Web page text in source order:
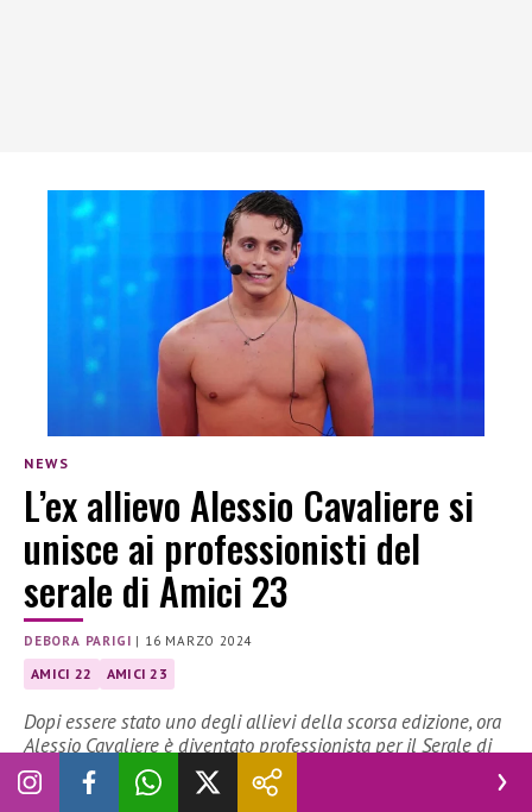
NEWS
L’ex allievo Alessio Cavaliere si
unisce ai professionisti del
serale di Amici 23
DEBORA PARIGI | 16 MARZO 2024
AMICI 22 AMICI 23
Dopi essere stato uno degli allievi della scorsa edizione, ora
Alessio Cavaliere è diventato professionista per il Serale di
Amici 23